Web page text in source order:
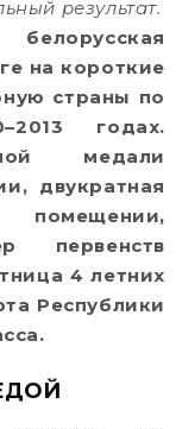
результат.
на короткие
страны по
годах.
медали
двукратная
первенств
4 летних
Республики